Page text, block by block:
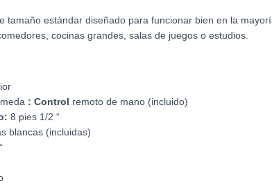
tamaño estándar diseñado para funcionar bien en la
cocinas grandes, salas de juegos o estudios.
: Control remoto de mano (incluido)
8 pies 1/2 “
blancas (incluidas)